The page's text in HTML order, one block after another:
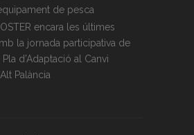
de pesca
encara les últimes
la jornada participativa de
d’Adaptació al Canvi
Palància